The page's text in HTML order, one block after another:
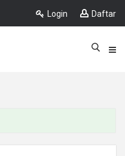
Login Daftar